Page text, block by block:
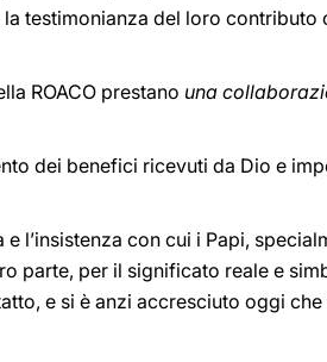
testimonianza del loro contributo
ROACO prestano una
dei benefici ricevuti da Dio e
l’insistenza con cui i Papi,
parte, per il significato reale e
e si è anzi accresciuto oggi